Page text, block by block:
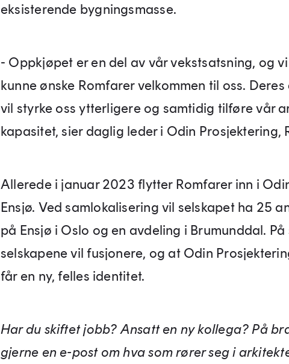
eksisterende bygningsmasse.
- Oppkjøpet er en del av vår vekstsatsning, og
kunne ønske Romfarer velkommen til oss.
vil styrke oss ytterligere og samtidig tilføre vår
kapasitet, sier daglig leder i Odin Prosjektering,
Allerede i januar 2023 flytter Romfarer inn i
Ensjø. Ved samlokalisering vil selskapet ha 25
på Ensjø i Oslo og en avdeling i Brumunddal.
selskapene vil fusjonere, og at Odin
får en ny, felles identitet.
Har du skiftet jobb? Ansatt en ny kollega? På
gjerne en e-post om hva som rører seg i